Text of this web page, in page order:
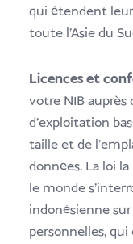
qui étendent
toute l'Asie du
Licences et
votre NIB auprès
d'exploitation
taille et de
données. La loi
le monde
indonésienne
personnelles,